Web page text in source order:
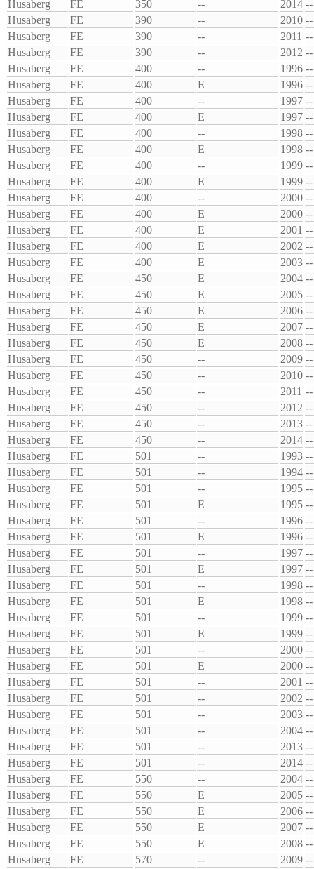
Husaberg FE 350 -- 2014 --
Husaberg
FE 390 -- 2010 --
Husaberg
FE 390 -- 2011 --
Husaberg
FE 390 -- 2012 --
Husaberg
FE 400 -- 1996 --
Husaberg
FE 400 E 1996 --
Husaberg
FE 400 -- 1997 --
Husaberg
FE 400 E 1997 --
Husaberg
FE 400 -- 1998 --
Husaberg
FE 400 E 1998 --
Husaberg
FE 400 -- 1999 --
Husaberg
FE 400 E 1999 --
Husaberg
FE 400 -- 2000 --
Husaberg
FE 400 E 2000 --
Husaberg
FE 400 E 2001 --
Husaberg
FE 400 E 2002 --
Husaberg
FE 400 E 2003 --
Husaberg
FE 450 E 2004 --
Husaberg
FE 450 E 2005 --
Husaberg
FE 450 E 2006 --
Husaberg
FE 450 E 2007 --
Husaberg
FE 450 E 2008 --
Husaberg
FE 450 -- 2009 --
Husaberg
FE 450 -- 2010 --
Husaberg
FE 450 -- 2011 --
Husaberg
FE 450 -- 2012 --
Husaberg
FE 450 -- 2013 --
Husaberg
FE 450 -- 2014 --
Husaberg
FE 501 -- 1993 --
Husaberg
FE 501 -- 1994 --
Husaberg
FE 501 -- 1995 --
Husaberg
FE 501 E 1995 --
Husaberg
FE 501 -- 1996 --
Husaberg
FE 501 E 1996 --
Husaberg
FE 501 -- 1997 --
Husaberg
FE 501 E 1997 --
Husaberg
FE 501 -- 1998 --
Husaberg
FE 501 E 1998 --
Husaberg
FE 501 -- 1999 --
Husaberg
FE 501 E 1999 --
Husaberg
FE 501 -- 2000 --
Husaberg
FE 501 E 2000 --
Husaberg
FE 501 -- 2001 --
Husaberg
FE 501 -- 2002 --
Husaberg
FE 501 -- 2003 --
Husaberg
FE 501 -- 2004 --
Husaberg
FE 501 -- 2013 --
Husaberg
FE 501 -- 2014 --
Husaberg
FE 550 -- 2004 --
Husaberg
FE 550 E 2005 --
Husaberg
FE 550 E 2006 --
Husaberg
FE 550 E 2007 --
Husaberg
FE 550 E 2008 --
Husaberg
FE 570 -- 2009 --